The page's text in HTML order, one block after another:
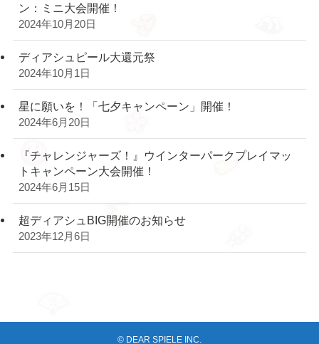
ン：ミニ大会開催！
2024年10月20日
ディアシュピール大還元祭
2024年10月1日
星に願いを！「七夕キャンペーン」開催！
2024年6月20日
『チャレンジャーズ！』ウインターパークプレイマッ
トキャンペーン大会開催！
2024年6月15日
超ディアシュBIG開催のお知らせ
2023年12月6日
© DEAR SPIELE INC.